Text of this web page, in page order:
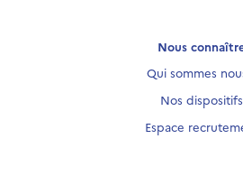
Nous
Qui sommes
Nos dispositifs
Espace